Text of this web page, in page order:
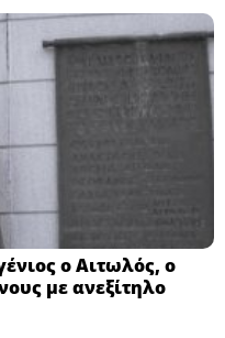
ο Αιτωλός, ο
με ανεξίτηλο